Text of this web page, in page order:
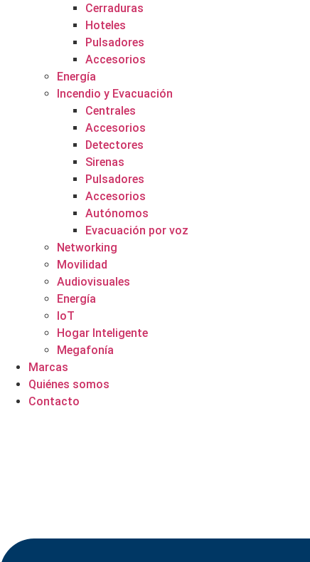
Cerraduras
Hoteles
Pulsadores
Accesorios
Energía
Incendio y Evacuación
Centrales
Accesorios
Detectores
Sirenas
Pulsadores
Accesorios
Autónomos
Evacuación por voz
Networking
Movilidad
Audiovisuales
Energía
IoT
Hogar Inteligente
Megafonía
Marcas
Quiénes somos
Contacto